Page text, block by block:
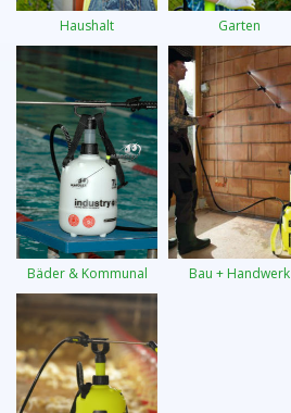
Haushalt Garten
Bäder & Kommunal Bau + Handwerk